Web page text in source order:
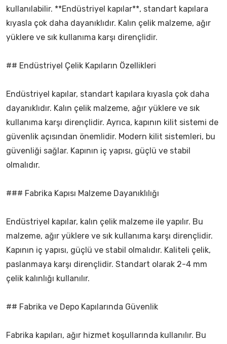
kullanılabilir. **Endüstriyel kapılar**, standart kapılara
kıyasla çok daha dayanıklıdır. Kalın çelik malzeme, ağır
yüklere ve sık kullanıma karşı dirençlidir.
## Endüstriyel Çelik Kapıların Özellikleri
Endüstriyel kapılar, standart kapılara kıyasla çok daha
dayanıklıdır. Kalın çelik malzeme, ağır yüklere ve sık
kullanıma karşı dirençlidir. Ayrıca, kapının kilit sistemi de
güvenlik açısından önemlidir. Modern kilit sistemleri, bu
güvenliği sağlar. Kapının iç yapısı, güçlü ve stabil
olmalıdır.
### Fabrika Kapısı Malzeme Dayanıklılığı
Endüstriyel kapılar, kalın çelik malzeme ile yapılır. Bu
malzeme, ağır yüklere ve sık kullanıma karşı dirençlidir.
Kapının iç yapısı, güçlü ve stabil olmalıdır. Kaliteli çelik,
paslanmaya karşı dirençlidir. Standart olarak 2-4 mm
çelik kalınlığı kullanılır.
## Fabrika ve Depo Kapılarında Güvenlik
Fabrika kapıları, ağır hizmet koşullarında kullanılır. Bu